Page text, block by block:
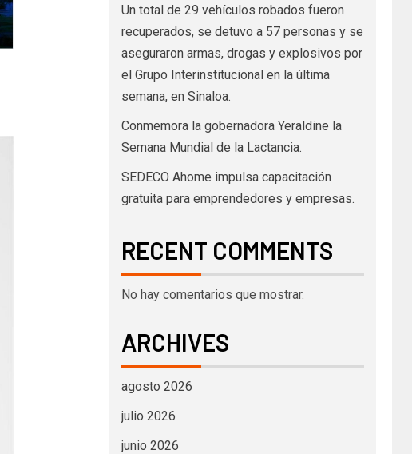
Un total de 29 vehículos robados fueron
recuperados, se detuvo a 57 personas y se
aseguraron armas, drogas y explosivos por
el Grupo Interinstitucional en la última
semana, en Sinaloa.
Conmemora la gobernadora Yeraldine la
Semana Mundial de la Lactancia.
SEDECO Ahome impulsa capacitación
gratuita para emprendedores y empresas.
RECENT COMMENTS
No hay comentarios que mostrar.
ARCHIVES
agosto 2026
julio 2026
junio 2026